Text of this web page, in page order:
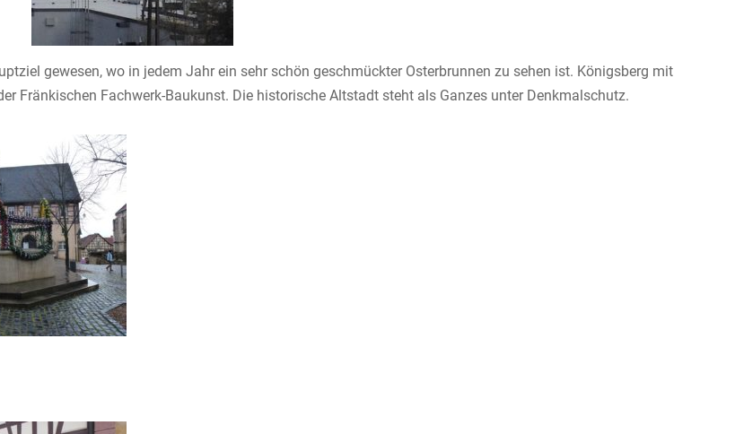
gewesen, wo in jedem Jahr ein sehr schön geschmückter Osterbrunnen zu sehen ist. Königsberg mit
Fränkischen Fachwerk-Baukunst. Die historische Altstadt steht als Ganzes unter Denkmalschutz.